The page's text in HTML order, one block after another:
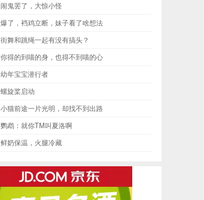
闹鬼罢了，大惊小怪
爆了，裆鸡立断，妹子看了啥想法
街舞和跳绳一起有没有搞头？
你得的到喵的身，也得不到喵的心
幼年宝宝潜行者
螺旋桨启动
小猫前途一片光明，却找不到出路
鹦鹉：就你TM叫夏洛啊
鲜奶保温，火腿冷藏